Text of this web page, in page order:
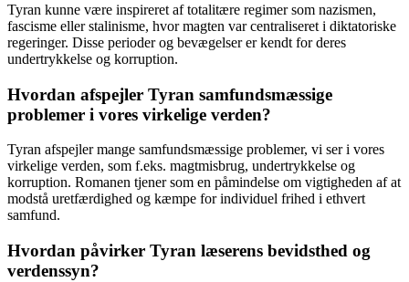
Tyran kunne være inspireret af totalitære regimer som nazismen,
fascisme eller stalinisme, hvor magten var centraliseret i diktatoriske
regeringer. Disse perioder og bevægelser er kendt for deres
undertrykkelse og korruption.
Hvordan afspejler Tyran samfundsmæssige
problemer i vores virkelige verden?
Tyran afspejler mange samfundsmæssige problemer, vi ser i vores
virkelige verden, som f.eks. magtmisbrug, undertrykkelse og
korruption. Romanen tjener som en påmindelse om vigtigheden af ​​at
modstå uretfærdighed og kæmpe for individuel frihed i ethvert
samfund.
Hvordan påvirker Tyran læserens bevidsthed og
verdenssyn?